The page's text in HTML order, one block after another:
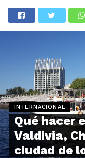
INTERNACIONAL
Qué hacer
Valdivia,
ciudad de